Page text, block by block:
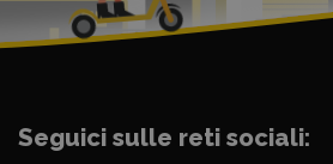
Seguici sulle reti sociali: